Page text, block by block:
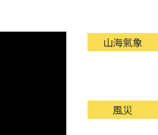
山海氣象
風災